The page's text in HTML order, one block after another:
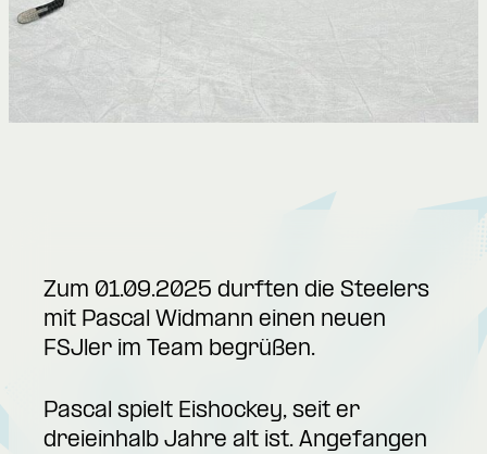
Zum 01.09.2025 durften die Steelers
mit Pascal Widmann einen neuen
FSJler im Team begrüßen.
Pascal spielt Eishockey, seit er
dreieinhalb Jahre alt ist. Angefangen